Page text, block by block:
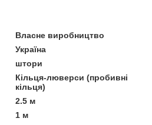
Власне виробництво
Україна
штори
Кільця-люверси (пробивні
кільця)
2.5 м
1 м